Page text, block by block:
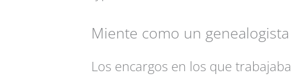
Miente como un genealogista
Los encargos en los que